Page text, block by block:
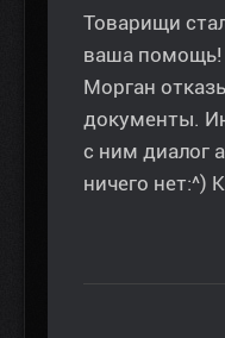
Товарищи
ваша помощь!
Морган
документы.
с ним диалог
ничего нет:^)